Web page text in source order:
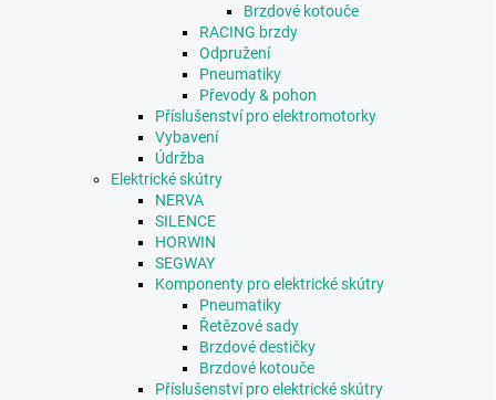
Brzdové kotouče
RACING brzdy
Odpružení
Pneumatiky
Převody & pohon
Příslušenství pro elektromotorky
Vybavení
Údržba
Elektrické skútry
NERVA
SILENCE
HORWIN
SEGWAY
Komponenty pro elektrické skútry
Pneumatiky
Řetězové sady
Brzdové destičky
Brzdové kotouče
Příslušenství pro elektrické skútry